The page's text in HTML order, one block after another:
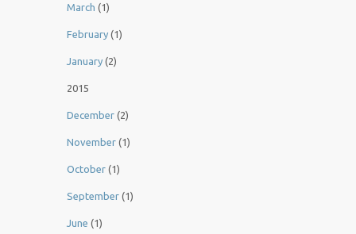
March (1)
February (1)
January (2)
2015
December (2)
November (1)
October (1)
September (1)
June (1)